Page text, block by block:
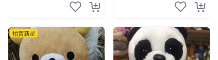
拍賣新星